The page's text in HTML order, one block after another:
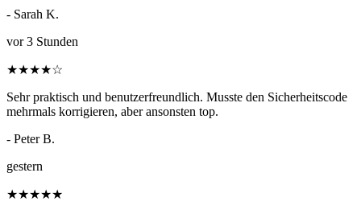
- Sarah K.
vor 3 Stunden
★★★★☆
Sehr praktisch und benutzerfreundlich. Musste den Sicherheitscode
mehrmals korrigieren, aber ansonsten top.
- Peter B.
gestern
★★★★★